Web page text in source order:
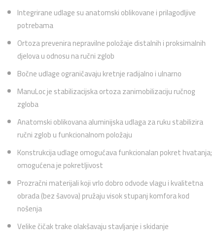
Integrirane udlage su anatomski oblikovane i prilagodljive
potrebama
Ortoza prevenira nepravilne položaje distalnih i proksimalnih
djelova u odnosu na ručni zglob
Bočne udlage ograničavaju kretnje radijalno i ulnarno
ManuLoc je stabilizacijska ortoza zanimobilizaciju ručnog
zgloba
Anatomski oblikovana aluminijska udlaga za ruku stabilizira
ručni zglob u funkcionalnom položaju
Konstrukcija udlage omogućava funkcionalan pokret hvatanja;
omogućena je pokretljivost
Prozračni materijali koji vrlo dobro odvode vlagu i kvalitetna
obrada (bez šavova) pružaju visok stupanj komfora kod
nošenja
Velike čičak trake olakšavaju stavljanje i skidanje